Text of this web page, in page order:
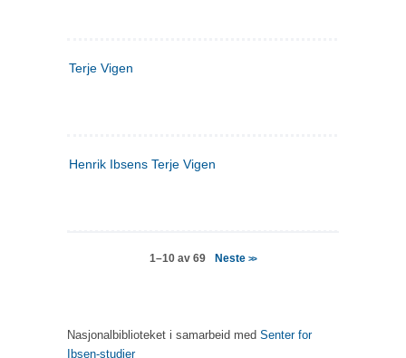
Terje Vigen
Henrik Ibsens Terje Vigen
1–10 av 69 Neste>>
Nasjonalbiblioteket i samarbeid med Senter for
Ibsen-studier